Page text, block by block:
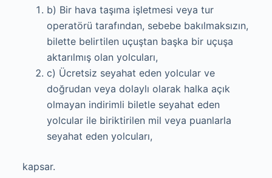
b) Bir hava taşıma işletmesi veya tur
operatörü tarafından, sebebe bakılmaksızın,
bilette belirtilen uçuştan başka bir uçuşa
aktarılmış olan yolcuları,
c) Ücretsiz seyahat eden yolcular ve
doğrudan veya dolaylı olarak halka açık
olmayan indirimli biletle seyahat eden
yolcular ile biriktirilen mil veya puanlarla
seyahat eden yolcuları,
kapsar.